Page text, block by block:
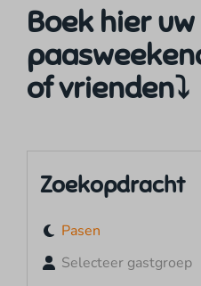
Boek hier uw
of vrienden⤵
Zoekopdracht
Pasen
Selecteer gastgroep